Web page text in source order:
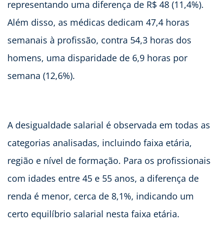
representando uma diferença de R$ 48 (11,4%).
Além disso, as médicas dedicam 47,4 horas
semanais à profissão, contra 54,3 horas dos
homens, uma disparidade de 6,9 horas por
semana (12,6%).
A desigualdade salarial é observada em todas as
categorias analisadas, incluindo faixa etária,
região e nível de formação. Para os profissionais
com idades entre 45 e 55 anos, a diferença de
renda é menor, cerca de 8,1%, indicando um
certo equilíbrio salarial nesta faixa etária.